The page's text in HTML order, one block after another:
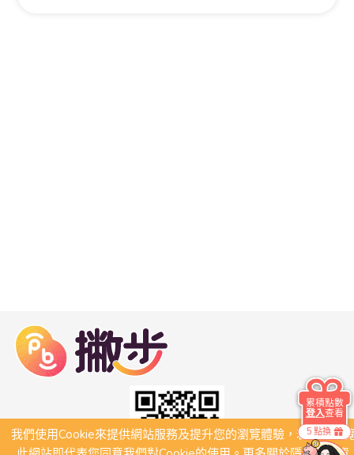
我們使用Cookie來提供網站服務及提升您的瀏覽體驗，若繼續瀏
5 點換
累積點數
登入查看